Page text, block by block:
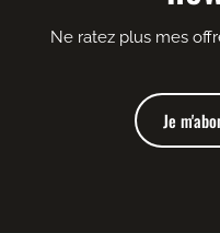
Ne ratez plus mes
Je